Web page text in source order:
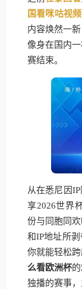
国看咪咕视
内容焕然一
像身在国内
赛结束。
从在悉尼因
享2026世界
份与同胞同
和IP地址所
你就能轻松
么看欧洲杯
独播的赛事